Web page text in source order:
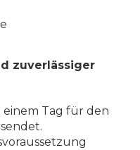
zuverlässiger
einem Tag für den